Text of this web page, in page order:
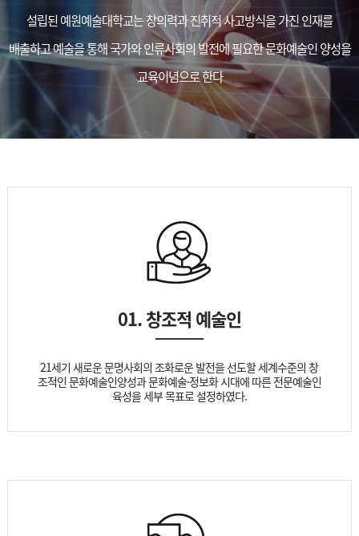
설립된 예원예술대학교는 창의력과 진취적 사고방식을 가진 인재를
배출하고 예술을 통해 국가와 인류사회의 발전에 필요한 문화예술인 양성을
교육이념으로 한다
01. 창조적 예술인
21세기 새로운 문명사회의 조화로운 발전을 선도할 세계수준의 창
조적인 문화예술인양성과 문화예술·정보화 시대에 따른 전문예술인
육성을 세부 목표로 설정하였다.